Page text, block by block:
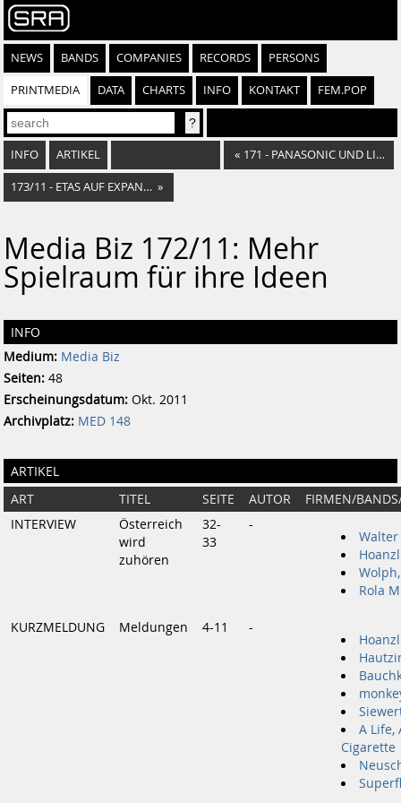
NEWS BANDS COMPANIES RECORDS PERSONS
PRINTMEDIA DATA CHARTS INFO KONTAKT FEM.POP
INFO ARTIKEL « 171 - PANASONIC UND LIVECUT IM MOZARTEUM
173/11 - ETAS AUF EXPANSIONSKURS »
Media Biz 172/11: Mehr
Spielraum für ihre Ideen
INFO
Medium: Media Biz
Seiten: 48
Erscheinungsdatum: Okt. 2011
Archivplatz: MED 148
ARTIKEL
ART TITEL SEITE AUTOR
FIRMEN/
INTERVIEW
Österreich
wird
zuhören
32-
33
-
Hoanzl
Rola
KURZMELDUNG Meldungen 4-11 -
Hoanzl
A Life,
Cigarette